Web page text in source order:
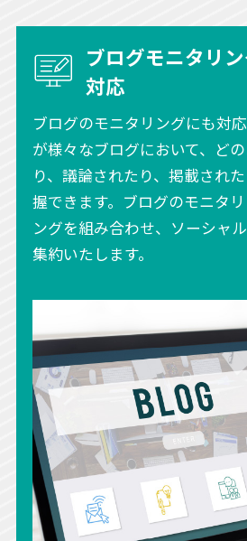
ブログモニタリ
対応
ブログのモニタリングにも対
が様々なブログにおいて、ど
り、議論されたり、掲載され
握できます。ブログのモニタ
ングを組み合わせ、ソーシャ
集約いたします。